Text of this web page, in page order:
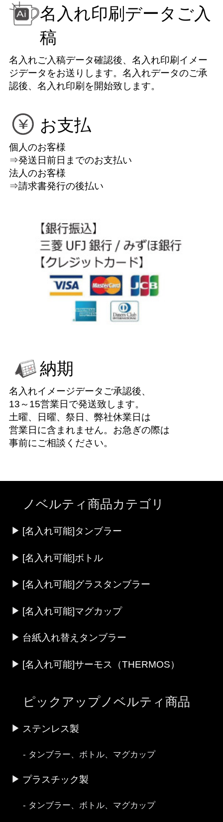
名入れ印刷データご入
稿
名入れご入稿データ確認後、名入れ印刷イメー
ジデータをお送りします。名入れデータのご承
認後、名入れ印刷を開始致します。
お支払
個人のお客様
⇒発送日前日までのお支払い
法人のお客様
⇒請求書発行の後払い
納期
名入れイメージデータご承認後、
13～15営業日で発送致します。
土曜、日曜、祭日、弊社休業日は
営業日に含まれません。お急ぎの際は
事前にご相談ください。
ノベルティ商品カテゴリ
[名入れ可能]タンブラー
[名入れ可能]ボトル
[名入れ可能]グラスタンブラー
[名入れ可能]マグカップ
台紙入れ替えタンブラー
[名入れ可能]サーモス（THERMOS）
ピックアップノベルティ商品
ステンレス製
タンブラー、ボトル、マグカップ
プラスチック製
タンブラー、ボトル、マグカップ